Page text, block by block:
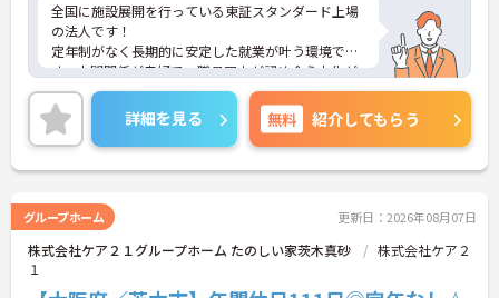
全国に施設展開を行っている東証スタンダード上場
の法人です！
定年制がなく長期的に安定した就業が叶う環境で
す。人間関係が良好で、職員同士が認め合う文化が
根付いています。
ご興味のある方には、面接対策ポイントなど、さら
に詳細をご案内しますのでお気軽にご相談くださ
い！
詳細を見る 無料 紹介してもらう
グループホーム 更新日：2026年08月07日
株式会社ケア２１グループホーム たのしい家茨木真砂
株式会社ケア２
１